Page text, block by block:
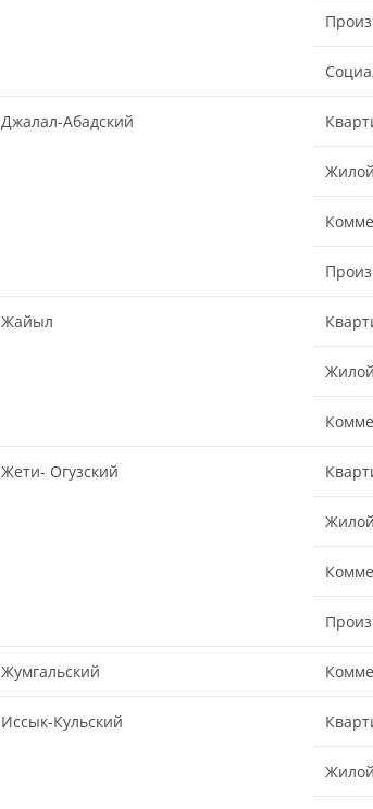
Джалал-Абадский
Жайыл
Жети- Огузский
Жумгальский
Иссык-Кульский